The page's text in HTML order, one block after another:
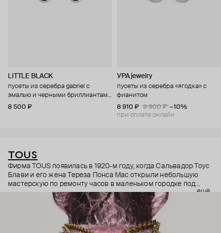
LITTLE BLACK
пусеты из серебра gabriel с
эмалью и черными бриллиантами
на замках
8 500 ₽
УРА jewelry
пусеты из серебра «ягодка» с
фианитом
8 910 ₽
9 900 ₽ −10%
при оплате онлайн
TOUS
Фирма TOUS появилась в 1920-м году, когда Сальвадор Тоус
Блави и его жена Тереза Понса Мас открыли небольшую
мастерскую по ремонту часов в маленьком городке под
Барселоной. Долгое время они занимались только часами:
лишь в 1970-м году сын основателя Сальвадор Тоус Понса и
его жена Роза Ориоль начинают также ремонтировать и
преображать украшения клиентов. Успех был настолько
большим, что в начале 80-х Роза сама начала заниматься
ещё